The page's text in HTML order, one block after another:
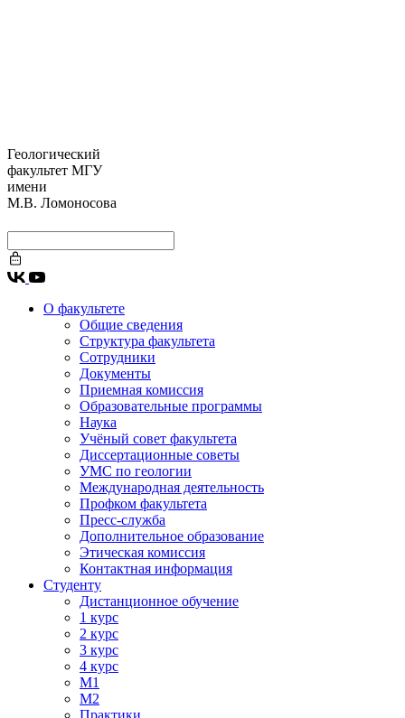
Геологический
факультет МГУ
имени
М.В. Ломоносова
О факультете
Общие сведения
Структура факультета
Сотрудники
Документы
Приемная комиссия
Образовательные программы
Наука
Учёный совет факультета
Диссертационные советы
УМС по геологии
Международная деятельность
Профком факультета
Пресс-служба
Дополнительное образование
Этическая комиссия
Контактная информация
Студенту
Дистанционное обучение
1 курс
2 курс
3 курс
4 курс
М1
М2
Практики